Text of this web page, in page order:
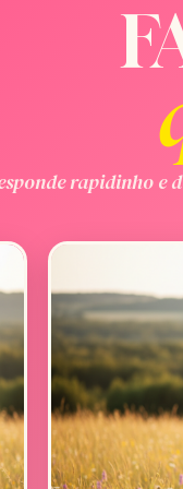
rapidinho e